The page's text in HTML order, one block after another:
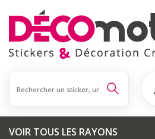
VOIR TOUS LES RAYONS